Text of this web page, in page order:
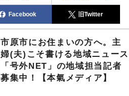
Facebook 旧Twitter
市原市にお住まいの方へ。主
婦(夫)こそ書ける地域ニュース
「号外NET」の地域担当記者
募集中！【本氣メディア】